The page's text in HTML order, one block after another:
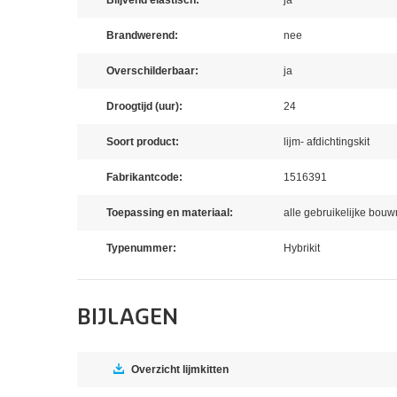
Brandwerend: nee
Overschilderbaar: ja
Droogtijd (uur): 24
Soort product: lijm- afdichtingskit
Fabrikantcode: 1516391
Toepassing en materiaal: alle gebruikelijke
Typenummer: Hybrikit
BIJLAGEN
Overzicht lijmkitten